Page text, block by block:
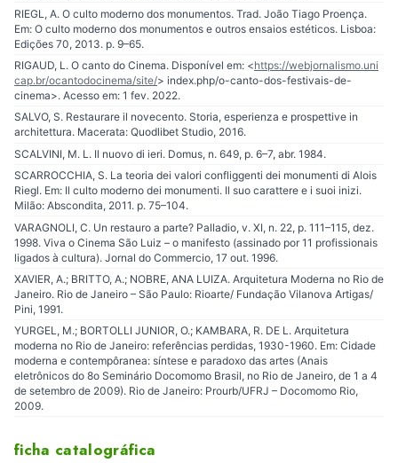
RIEGL, A. O culto moderno dos monumentos. Trad. João Tiago Proença.
Em: O culto moderno dos monumentos e outros ensaios estéticos. Lisboa:
Edições 70, 2013. p. 9–65.
RIGAUD, L. O canto do Cinema. Disponível em: <https://webjornalismo.uni
cap.br/ocantodocinema/site/> index.php/o-canto-dos-festivais-de-
cinema>. Acesso em: 1 fev. 2022.
SALVO, S. Restaurare il novecento. Storia, esperienza e prospettive in
architettura. Macerata: Quodlibet Studio, 2016.
SCALVINI, M. L. Il nuovo di ieri. Domus, n. 649, p. 6–7, abr. 1984.
SCARROCCHIA, S. La teoria dei valori confliggenti dei monumenti di Alois
Riegl. Em: Il culto moderno dei monumenti. Il suo carattere e i suoi inizi.
Milão: Abscondita, 2011. p. 75–104.
VARAGNOLI, C. Un restauro a parte? Palladio, v. XI, n. 22, p. 111–115, dez.
1998. Viva o Cinema São Luiz – o manifesto (assinado por 11 profissionais
ligados à cultura). Jornal do Commercio, 17 out. 1996.
XAVIER, A.; BRITTO, A.; NOBRE, ANA LUIZA. Arquitetura Moderna no Rio de
Janeiro. Rio de Janeiro – São Paulo: Rioarte/ Fundação Vilanova Artigas/
Pini, 1991.
YURGEL, M.; BORTOLLI JUNIOR, O.; KAMBARA, R. DE L. Arquitetura
moderna no Rio de Janeiro: referências perdidas, 1930-1960. Em: Cidade
moderna e contempôranea: síntese e paradoxo das artes (Anais
eletrônicos do 8o Seminário Docomomo Brasil, no Rio de Janeiro, de 1 a 4
de setembro de 2009). Rio de Janeiro: Prourb/UFRJ – Docomomo Rio,
2009.
ficha catalográfica